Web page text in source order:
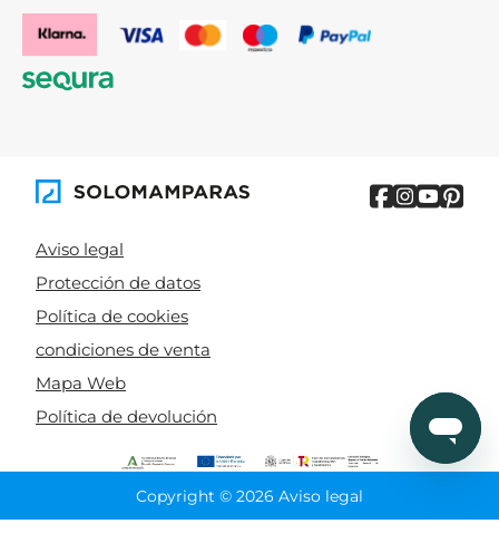
Aviso legal
Protección de datos
Política de cookies
condiciones de venta
Mapa Web
Política de devolución
Copyright © 2026 Aviso legal